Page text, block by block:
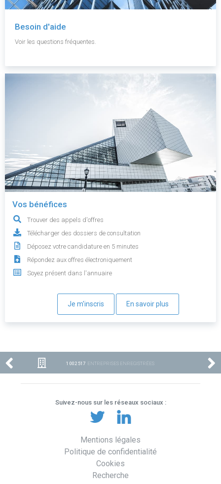
Besoin d'aide
Voir les questions fréquentes.
Vos bénéfices
Trouver des appels d'offres
Télécharger des dossiers de consultation
Déposez votre candidature en 5 minutes
Répondez aux offres électroniquement
Soyez présent dans l'annuaire
Je m'inscris En savoir plus
1 002 517 ENTREPRISES ENREGISTRÉES
Suivez-nous sur les réseaux sociaux :
Mentions légales
Politique de confidentialité
Cookies
Recherche